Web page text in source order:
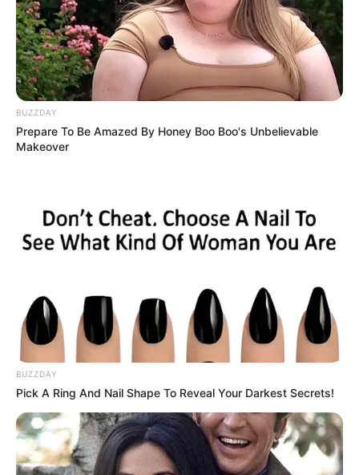
BUZZDAY
Prepare To Be Amazed By Honey Boo Boo's Unbelievable
Makeover
BUZZDAY
Pick A Ring And Nail Shape To Reveal Your Darkest Secrets!